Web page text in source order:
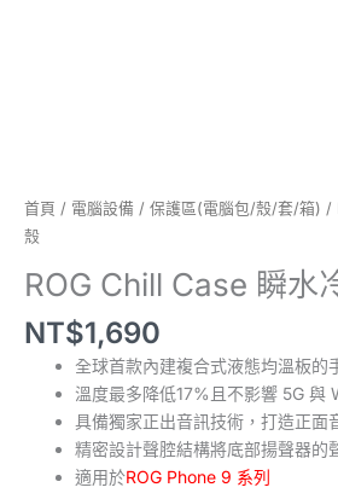
首頁 / 電腦設備 / 保護區(電腦包/殼/套/箱) /
殼
ROG Chill Case 瞬水
NT$1,690
全球首款內建複合式液態均溫板的
溫度最多降低17%且不影響 5G 與
具備獨家正出音訊技術，打造正面
精密設計聲腔結構將底部揚聲器的
適用於ROG Phone 9 系列